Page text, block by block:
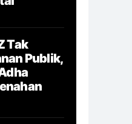
Tak
Publik,